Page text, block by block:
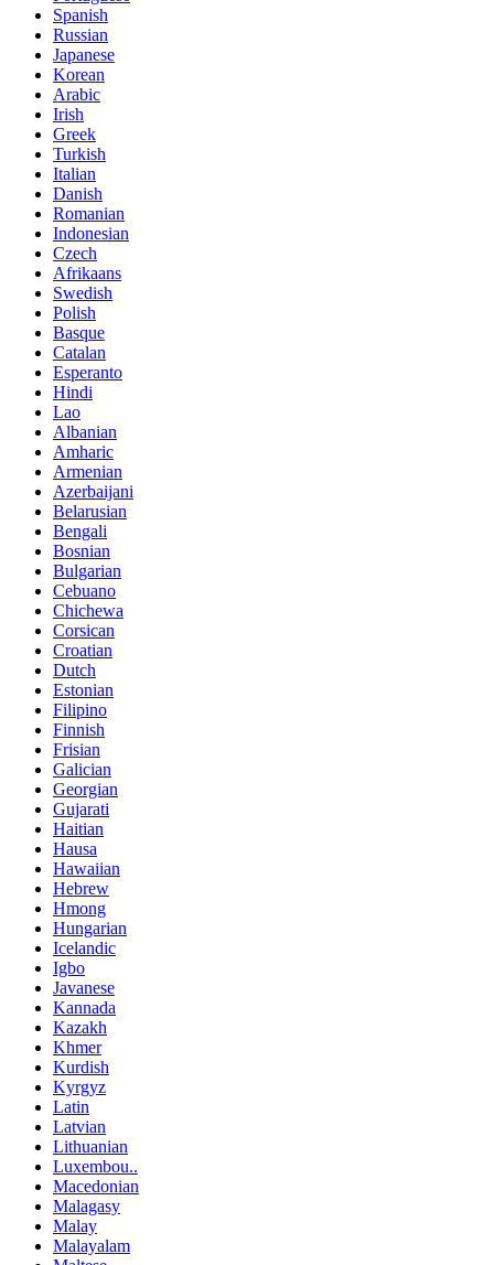
Spanish
Russian
Japanese
Korean
Arabic
Irish
Greek
Turkish
Italian
Danish
Romanian
Indonesian
Czech
Afrikaans
Swedish
Polish
Basque
Catalan
Esperanto
Hindi
Lao
Albanian
Amharic
Armenian
Azerbaijani
Belarusian
Bengali
Bosnian
Bulgarian
Cebuano
Chichewa
Corsican
Croatian
Dutch
Estonian
Filipino
Finnish
Frisian
Galician
Georgian
Gujarati
Haitian
Hausa
Hawaiian
Hebrew
Hmong
Hungarian
Icelandic
Igbo
Javanese
Kannada
Kazakh
Khmer
Kurdish
Kyrgyz
Latin
Latvian
Lithuanian
Luxembou..
Macedonian
Malagasy
Malay
Malayalam